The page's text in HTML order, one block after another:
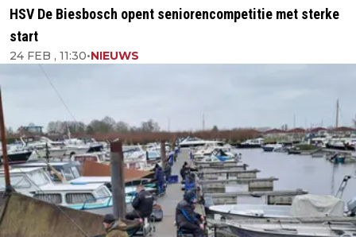
HSV De Biesbosch opent seniorencompetitie met sterke
start
24 FEB , 11:30•NIEUWS